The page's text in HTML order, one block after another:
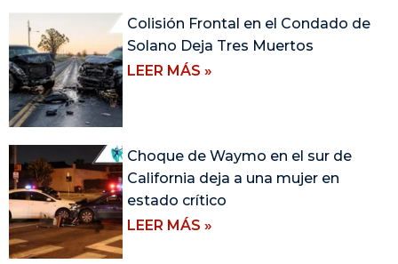
Colisión Frontal en el Condado de
Solano Deja Tres Muertos
LEER MÁS »
Choque de Waymo en el sur de
California deja a una mujer en
estado crítico
LEER MÁS »